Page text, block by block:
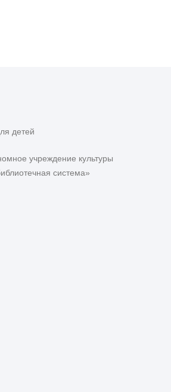
детей
учреждение культуры
система»